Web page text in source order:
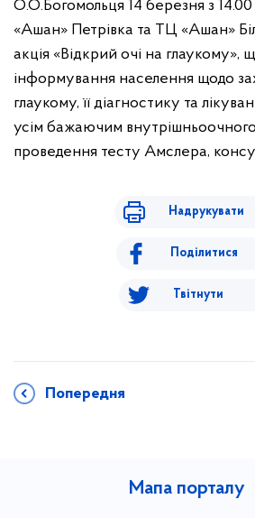
О.О.Богомольця 14 березня з
«Ашан» Петрівка та ТЦ «Ашан»
акція «Відкрий очі на глаукому»,
інформування населення щодо
глаукому, її діагностику та
усім бажаючим
проведення тесту Амслера,
Надрукувати
Поділитися
Твітнути
Попередня
Мапа порталу